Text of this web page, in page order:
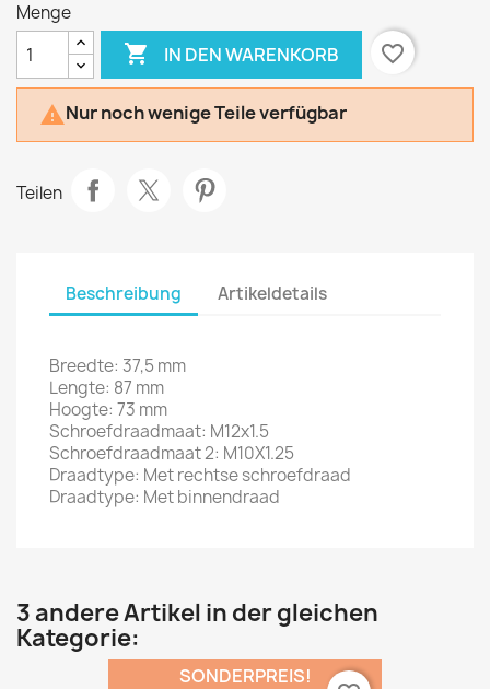
Menge
 IN DEN WARENKORB favorite_border
Nur noch wenige Teile verfügbar
Teilen
Beschreibung Artikeldetails
Breedte: 37,5 mm
Lengte: 87 mm
Hoogte: 73 mm
Schroefdraadmaat: M12x1.5
Schroefdraadmaat 2: M10X1.25
Draadtype: Met rechtse schroefdraad
Draadtype: Met binnendraad
3 andere Artikel in der gleichen
Kategorie:
SONDERPREIS!